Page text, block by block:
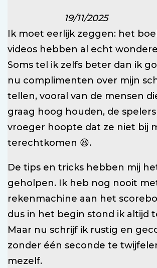
19/11/2025
Ik moet eerlijk zeggen: het
videos hebben al echt
Soms tel ik zelfs beter dan ik
nu complimenten over mijn
tellen, vooral van de mensen
graag hoog houden, de
vroeger hoopte dat ze niet bij
terechtkomen 😆.
De tips en tricks hebben mij
geholpen. Ik heb nog nooit
rekenmachine aan het
dus in het begin stond ik altijd
Maar nu schrijf ik rustig en
zonder één seconde te
mezelf.